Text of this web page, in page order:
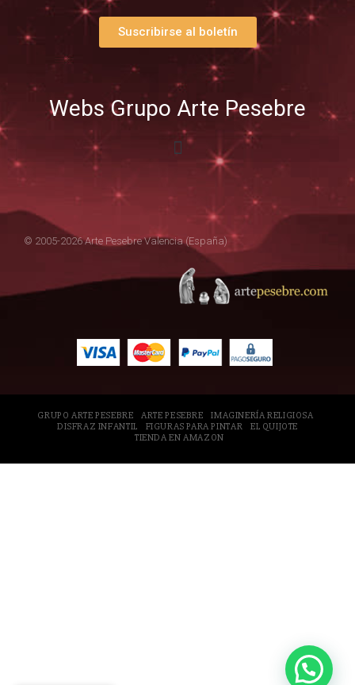
Suscribirse al boletín
Webs Grupo Arte Pesebre
© 2005-2026 Arte Pesebre Valencia (España)
GRUPO ARTE PESEBRE ARTE PESEBRE
IMAGINERÍA RELIGIOSA
DISFRAZ INFANTIL
FIGURAS PARA PINTAR
EL QUIJOTE
TIENDA EN AMAZON